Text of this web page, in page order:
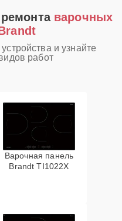
варочных
и узнайте
работ
Варочная панель
Brandt TI1022X